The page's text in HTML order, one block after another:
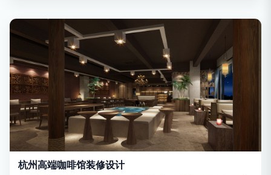
杭州高端咖啡馆装修设计